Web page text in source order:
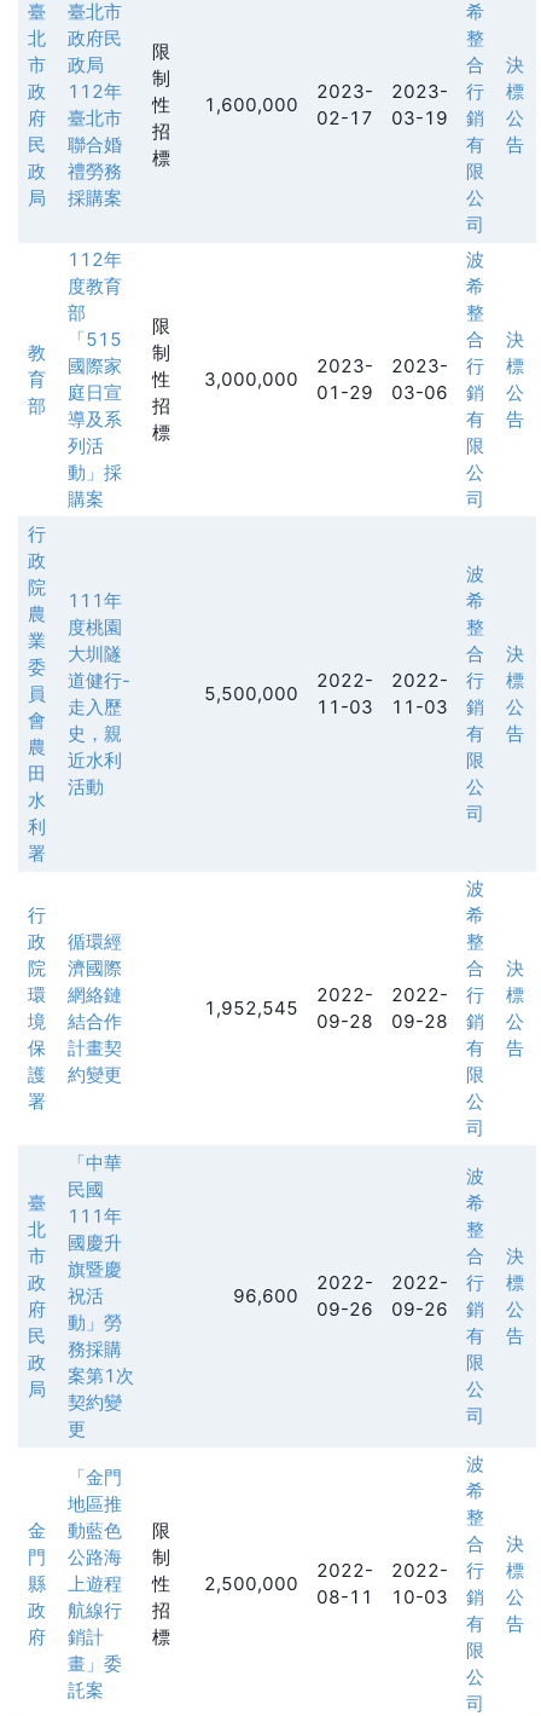
臺
北
市
政
府
民
政
局
臺北市
政府民
政局
112年
臺北市
聯合婚
禮勞務
採購案
限
制
性
招
標
1,600,000
2023-
02-17
2023-
03-19
希
整
合
行
銷
有
限
公
司
決
標
公
告
教
育
部
112年
度教育
部
「515
國際家
庭日宣
導及系
列活
動」採
購案
限
制
性
招
標
3,000,000
2023-
01-29
2023-
03-06
波
希
整
合
行
銷
有
限
公
司
決
標
公
告
行
政
院
農
業
委
員
會
農
田
水
利
署
111年
度桃園
大圳隧
道健行-
走入歷
史，親
近水利
活動
5,500,000
2022-
11-03
2022-
11-03
波
希
整
合
行
銷
有
限
公
司
決
標
公
告
行
政
院
環
境
保
護
署
循環經
濟國際
網絡鏈
結合作
計畫契
約變更
1,952,545
2022-
09-28
2022-
09-28
波
希
整
合
行
銷
有
限
公
司
決
標
公
告
臺
北
市
政
府
民
政
局
「中華
民國
111年
國慶升
旗暨慶
祝活
動」勞
務採購
案第1次
契約變
更
96,600
2022-
09-26
2022-
09-26
波
希
整
合
行
銷
有
限
公
司
決
標
公
告
金
門
縣
政
府
「金門
地區推
動藍色
公路海
上遊程
航線行
銷計
畫」委
託案
限
制
性
招
標
2,500,000
2022-
08-11
2022-
10-03
波
希
整
合
行
銷
有
限
公
司
決
標
公
告